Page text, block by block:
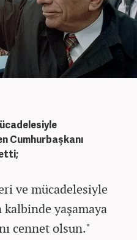
Cumhurbaşkanı
ve mücadelesiyle
yaşamaya
cennet olsun."